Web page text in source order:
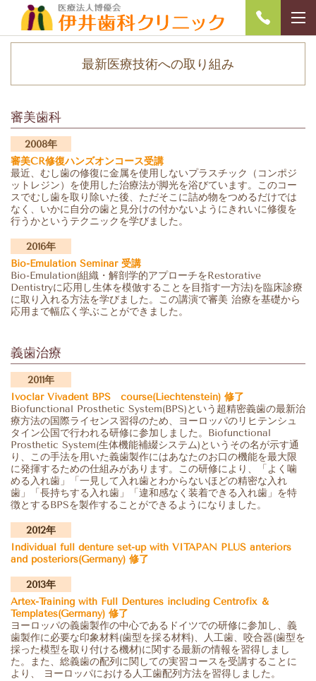
最新医療技術への取り組み
審美歯科
2008年
審美CR修復ハンズオンコース受講
最近、むし歯の修復に金属を使用しないプラスチック（コンポジ
ットレジン）を使用した治療法が脚光を浴びています。このコー
スでむし歯を取り除いた後、ただそこに詰め物をつめるだけでは
なく、いかに自分の歯と見分けの付かないようにきれいに修復を
行うかというテクニックを学びました。
2016年
Bio-Emulation Seminar 受講
Bio-Emulation(組織・解剖学的アプローチをRestorative
Dentistryに応用し生体を模倣することを目指す一方法)を臨床診療
に取り入れる方法を学びました。この講演で審美 治療を基礎から
応用まで幅広く学ぶことができました。
義歯治療
2011年
Ivoclar Vivadent BPS course(Liechtenstein) 修了
Biofunctional Prosthetic System(BPS)という超精密義歯の最新治
療方法の国際ライセンス習得のため、ヨーロッパのリヒテンシュ
タイン公国で行われる研修に参加しました。Biofunctional
Prosthetic System(生体機能補綴システム)というその名が示す通
り、この手法を用いた義歯製作にはあなたのお口の機能を最大限
に発揮するための仕組みがあります。この研修により、「よく噛
める入れ歯」「一見して入れ歯とわからないほどの精密な入れ
歯」「長持ちする入れ歯」「違和感なく装着できる入れ歯」を特
徴とするBPSを製作することができるようになりました。
2012年
Individual full denture set-up with VITAPAN PLUS anteriors
and posteriors(Germany) 修了
2013年
Artex-Training with Full Dentures including Centrofix ＆
Templates(Germany) 修了
ヨーロッパの義歯製作の中心であるドイツでの研修に参加し、義
歯製作に必要な印象材料(歯型を採る材料)、人工歯、咬合器(歯型を
採った模型を取り付ける機材)に関する最新の情報を習得しまし
た。また、総義歯の配列に関しての実習コースを受講することに
より、 ヨーロッパにおける人工歯配列方法を習得しました。